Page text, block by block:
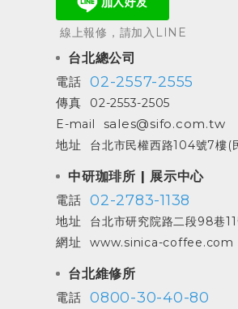
線上報修，請加入LINE
台北總公司
電話 02-2557-2555
傳真
02-2553-2505
E-mail
sales@sifo.com.tw
地址
台北市民權西路104號7樓(
中研珈琲所 | 展示中心
電話 02-2783-1138
地址 台北市研究院路二段98巷
網址 www.sinica-coffee.com
台北維修所
電話 0800-30-40-80